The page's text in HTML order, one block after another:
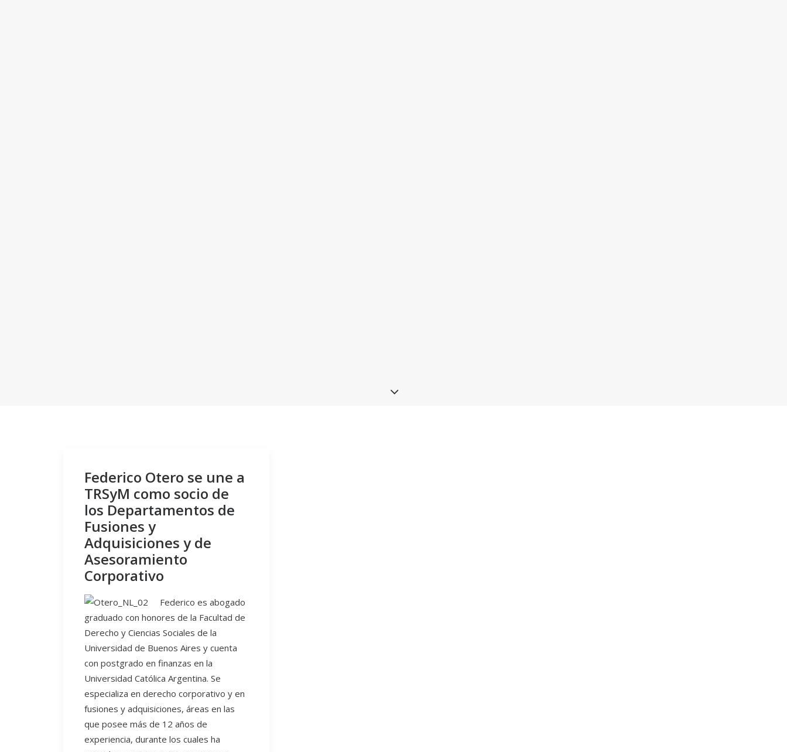
Federico Otero se une a
TRSyM como socio de
los Departamentos de
Fusiones y
Adquisiciones y de
Asesoramiento
Corporativo
Federico es abogado
graduado con honores de la Facultad de
Derecho y Ciencias Sociales de la
Universidad de Buenos Aires y cuenta
con postgrado en finanzas en la
Universidad Católica Argentina. Se
especializa en derecho corporativo y en
fusiones y adquisiciones, áreas en las
que posee más de 12 años de
experiencia, durante los cuales ha